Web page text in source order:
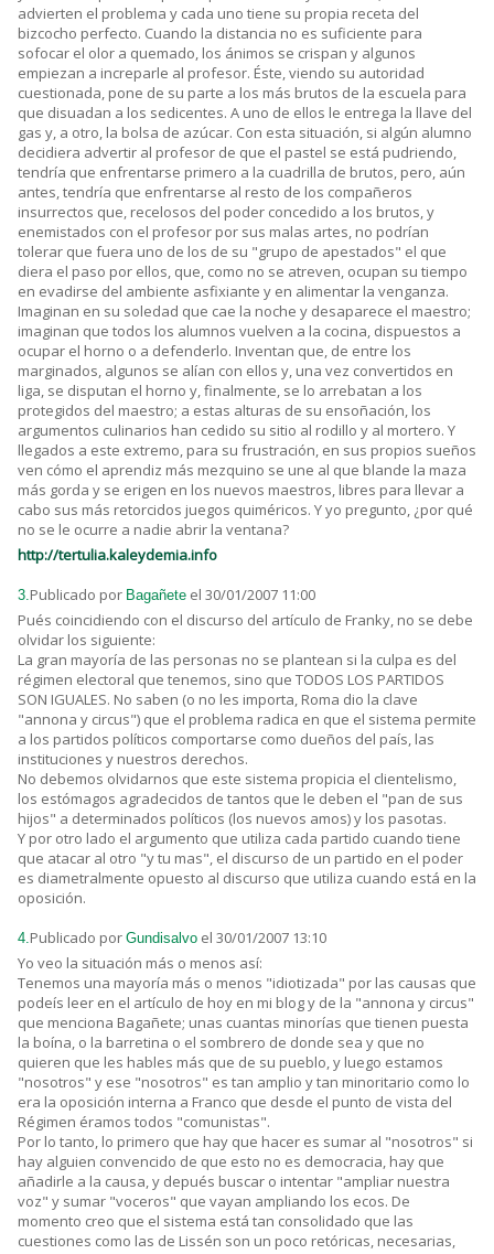
advierten el problema y cada uno tiene su propia receta del
bizcocho perfecto. Cuando la distancia no es suficiente para
sofocar el olor a quemado, los ánimos se crispan y algunos
empiezan a increparle al profesor. Éste, viendo su autoridad
cuestionada, pone de su parte a los más brutos de la escuela para
que disuadan a los sedicentes. A uno de ellos le entrega la llave del
gas y, a otro, la bolsa de azúcar. Con esta situación, si algún alumno
decidiera advertir al profesor de que el pastel se está pudriendo,
tendría que enfrentarse primero a la cuadrilla de brutos, pero, aún
antes, tendría que enfrentarse al resto de los compañeros
insurrectos que, recelosos del poder concedido a los brutos, y
enemistados con el profesor por sus malas artes, no podrían
tolerar que fuera uno de los de su "grupo de apestados" el que
diera el paso por ellos, que, como no se atreven, ocupan su tiempo
en evadirse del ambiente asfixiante y en alimentar la venganza.
Imaginan en su soledad que cae la noche y desaparece el maestro;
imaginan que todos los alumnos vuelven a la cocina, dispuestos a
ocupar el horno o a defenderlo. Inventan que, de entre los
marginados, algunos se alían con ellos y, una vez convertidos en
liga, se disputan el horno y, finalmente, se lo arrebatan a los
protegidos del maestro; a estas alturas de su ensoñación, los
argumentos culinarios han cedido su sitio al rodillo y al mortero. Y
llegados a este extremo, para su frustración, en sus propios sueños
ven cómo el aprendiz más mezquino se une al que blande la maza
más gorda y se erigen en los nuevos maestros, libres para llevar a
cabo sus más retorcidos juegos quiméricos. Y yo pregunto, ¿por qué
no se le ocurre a nadie abrir la ventana?
http://tertulia.kaleydemia.info
3.Publicado por Bagañete el 30/01/2007 11:00
Pués coincidiendo con el discurso del artículo de Franky, no se debe
olvidar los siguiente:
La gran mayoría de las personas no se plantean si la culpa es del
régimen electoral que tenemos, sino que TODOS LOS PARTIDOS
SON IGUALES. No saben (o no les importa, Roma dio la clave
"annona y circus") que el problema radica en que el sistema permite
a los partidos políticos comportarse como dueños del país, las
instituciones y nuestros derechos.
No debemos olvidarnos que este sistema propicia el clientelismo,
los estómagos agradecidos de tantos que le deben el "pan de sus
hijos" a determinados políticos (los nuevos amos) y los pasotas.
Y por otro lado el argumento que utiliza cada partido cuando tiene
que atacar al otro "y tu mas", el discurso de un partido en el poder
es diametralmente opuesto al discurso que utiliza cuando está en la
oposición.
4.Publicado por Gundisalvo el 30/01/2007 13:10
Yo veo la situación más o menos así:
Tenemos una mayoría más o menos "idiotizada" por las causas que
podeís leer en el artículo de hoy en mi blog y de la "annona y circus"
que menciona Bagañete; unas cuantas minorías que tienen puesta
la boína, o la barretina o el sombrero de donde sea y que no
quieren que les hables más que de su pueblo, y luego estamos
"nosotros" y ese "nosotros" es tan amplio y tan minoritario como lo
era la oposición interna a Franco que desde el punto de vista del
Régimen éramos todos "comunistas".
Por lo tanto, lo primero que hay que hacer es sumar al "nosotros" si
hay alguien convencido de que esto no es democracia, hay que
añadirle a la causa, y depués buscar o intentar "ampliar nuestra
voz" y sumar "voceros" que vayan ampliando los ecos. De
momento creo que el sistema está tan consolidado que las
cuestiones como las de Lissén son un poco retóricas, necesarias,